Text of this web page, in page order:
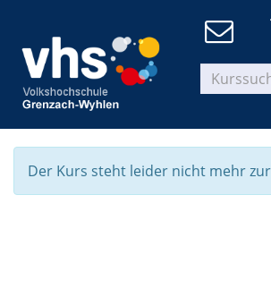
Der Kurs steht leider nicht mehr